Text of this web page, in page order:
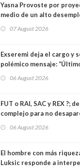
Yasna Provoste por
medio de un alto
07 August 2026
Exseremi deja el cargo y
polémico mensaje:
06 August 2026
FUT o RAI, SAC y REX ?;
complejo para no
06 August 2026
El hombre con más
Luksic responde a